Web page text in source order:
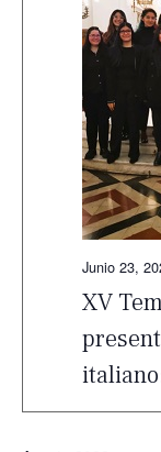
XV
Junio 23,